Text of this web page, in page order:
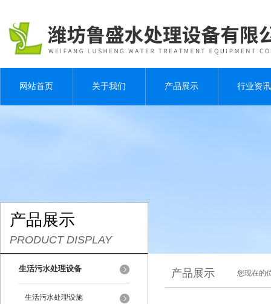
网站首页 关于我们 产品展示 行业资讯
产品展示
PRODUCT DISPLAY
生活污水处理设备
生活污水处理设施
产品展示 您现在的